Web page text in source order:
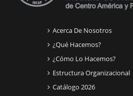
Acerca De Nosotros
¿Qué Hacemos?
¿Cómo Lo Hacemos?
Estructura Organizacional
Catálogo 2026